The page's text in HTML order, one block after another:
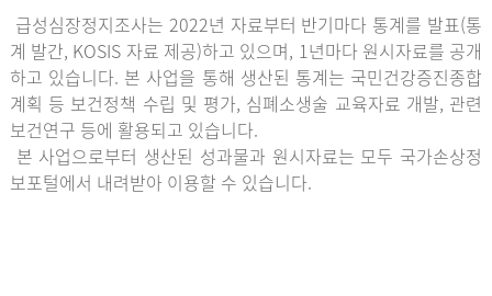
급성심장정지조사는 2022년 자료부터 반기마다 통계를 발표(통
계 발간, KOSIS 자료 제공)하고 있으며, 1년마다 원시자료를 공개
하고 있습니다. 본 사업을 통해 생산된 통계는 국민건강증진종합
계획 등 보건정책 수립 및 평가, 심폐소생술 교육자료 개발, 관련
보건연구 등에 활용되고 있습니다.
본 사업으로부터 생산된 성과물과 원시자료는 모두 국가손상정
보포털에서 내려받아 이용할 수 있습니다.